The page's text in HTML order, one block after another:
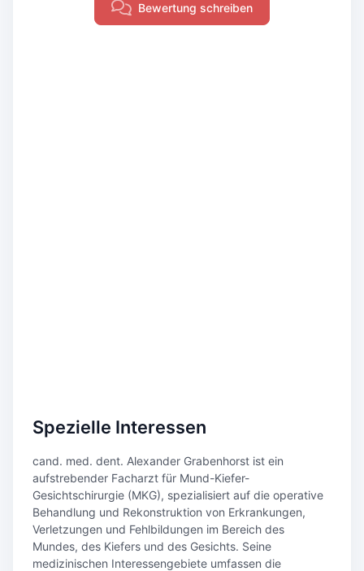
Bewertung schreiben
Spezielle Interessen
cand. med. dent. Alexander Grabenhorst ist ein
aufstrebender Facharzt für Mund-Kiefer-
Gesichtschirurgie (MKG), spezialisiert auf die operative
Behandlung und Rekonstruktion von Erkrankungen,
Verletzungen und Fehlbildungen im Bereich des
Mundes, des Kiefers und des Gesichts. Seine
medizinischen Interessengebiete umfassen die